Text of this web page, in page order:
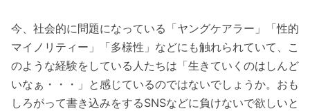
今、社会的に問題になっている「ヤングケアラー」「性的
マイノリティー」「多様性」などにも触れられていて、こ
のような経験をしている人たちは「生きていくのはしんど
いなぁ・・・」と感じているのではないでしょうか。おも
しろがって書き込みをするSNSなどに負けないで欲しいと